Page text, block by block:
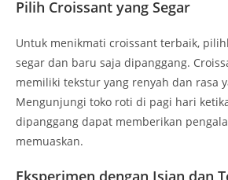
Pilih Croissant yang Segar
Untuk menikmati croissant terbaik,
segar dan baru saja dipanggang.
memiliki tekstur yang renyah dan rasa
Mengunjungi toko roti di pagi hari
dipanggang dapat memberikan
memuaskan.
Eksperimen dengan Isian dan